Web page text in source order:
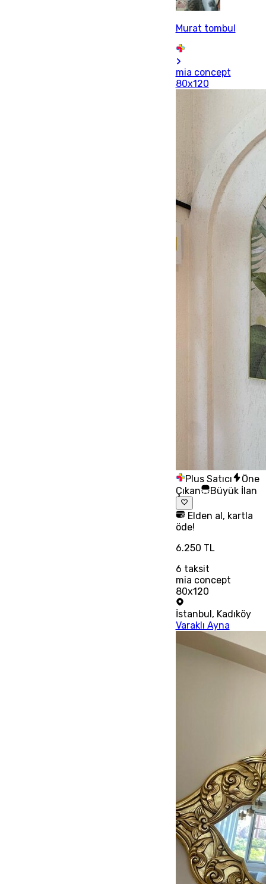
Murat tombul
mia concept
80x120
Plus Satıcı
Öne
Çıkan
Büyük İlan
Elden al, kartla
öde!
6.250 TL
6 taksit
mia concept
80x120
İstanbul , Kadıköy
Varaklı Ayna